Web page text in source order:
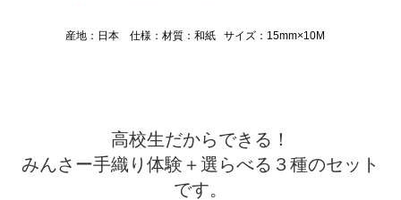
産地：日本 仕様：材質：和紙 サイズ：15mm×10M
高校生だからできる！
みんさー手織り体験＋選らべる３種のセット
です。